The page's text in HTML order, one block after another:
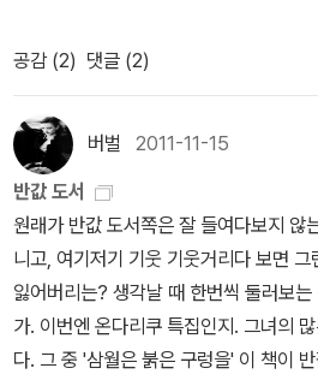
실패! 해리보슈 시리즈입니다. 구입해
만 <다크니스 모어 댄 나잇>이 더 평이
것은 의외입니다. 해리 보슈 시리즈는 1
표가 분산되는 경우입니다. 시리즈의 인
네요. 이 책 굉장히 재미있습니다. 숨은 진주를 발견하는 느
낌. 스릴러 팬들이 좋아할만한 요소는 다
력 또한 뛰어나다는 생각입니다. 전 하
진 않지만 재미만큼은 정말 인정할 수
은 살짝 의외인게, 설정자체는 좋았지만
의문이었거든요. 일단 너무 방어측(주
되다보니 루즈해진다고나 할까요. 제프
도 하고. 세상은 바뀌고 있고 기존의 많
관념들도 대체되고 있는 즈음. 끼인 세대
다. 개인적으로 관심도 크지만, 세대적으
의 일환이기도 하다. 제프리 디버의 책을
다. 링컨 라임 시리즈가 아니면 잘 손이
들도 그 정도의 질을 담보할 지는 잘 모
좋아하는 작가니까..하는 맘으로 하나
일드>는 여러 분들이 좋다고 했고 맥카
보았고.무라카미 하루키의 에세이를 좋
이 나왔을 때 바로 사기로 마음 먹었었고.
공감 (2) 댓글 (2)
버벌 2011-11-15
반값 도서
원래가 반값 도서쪽은 잘 들여다보지 않
니고, 여기저기 기웃 기웃거리다 보면
잃어버리는? 생각날 때 한번씩 둘러보
가. 이번엔 온다리쿠 특집인지. 그녀의
다. 그 중 '삼월은 붉은 구렁을' 이 책이